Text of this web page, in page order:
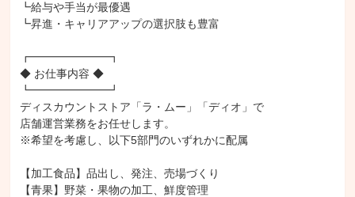
┗給与や手当が最優遇
┗昇進・キャリアアップの選択肢も豊富
┏━━━━━━━┓
◆ お仕事内容 ◆
┗━━━━━━━┛
ディスカウントストア「ラ・ムー」「ディオ」で
店舗運営業務をお任せします。
※希望を考慮し、以下5部門のいずれかに配属
【加工食品】品出し、発注、売場づくり
【青果】野菜・果物の加工、鮮度管理